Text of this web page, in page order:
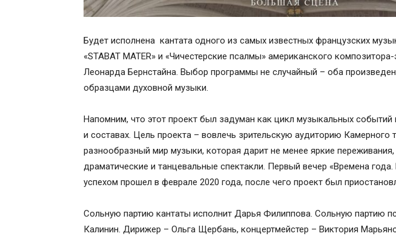
Будет исполнена кантата одного из самых известных французских
«STABAT MATER» и «Чичестерские псалмы» американского
Леонарда Бернстайна. Выбор программы не случайный – оба
образцами духовной музыки.
Напомним, что этот проект был задуман как цикл музыкальных
и составах. Цель проекта – вовлечь зрительскую аудиторию Камерного
разнообразный мир музыки, которая дарит не менее яркие
драматические и танцевальные спектакли. Первый вечер «Времена
успехом прошел в феврале 2020 года, после чего проект был
Сольную партию кантаты исполнит Дарья Филиппова. Сольную партию
Калинин. Дирижер – Ольга Щербань, концертмейстер – Виктория